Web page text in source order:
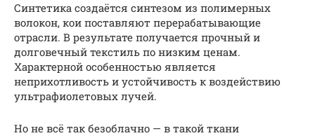
Синтетика создаётся синтезом из полимерных
волокон, кои поставляют перерабатывающие
отрасли. В результате получается прочный и
долговечный текстиль по низким ценам.
Характерной особенностью является
неприхотливость и устойчивость к воздействию
ультрафиолетовых лучей.
Но не всё так безоблачно — в такой ткани